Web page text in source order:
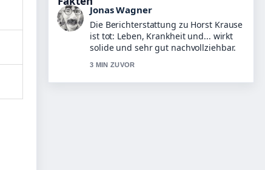
Lena Schmidt
Gute Verifikationsarbeit zu Joyce Ilg:
Alter, Freund, Kinder, Buch und....
Mehr Medien sollten so schreiben.
5 MIN ZUVOR